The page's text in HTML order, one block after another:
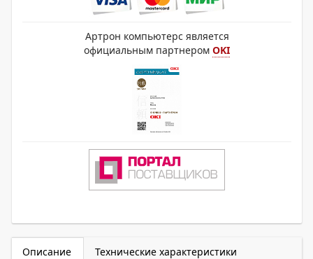
Артрон компьютерс является
официальным партнером OKI
Описание Технические характеристики